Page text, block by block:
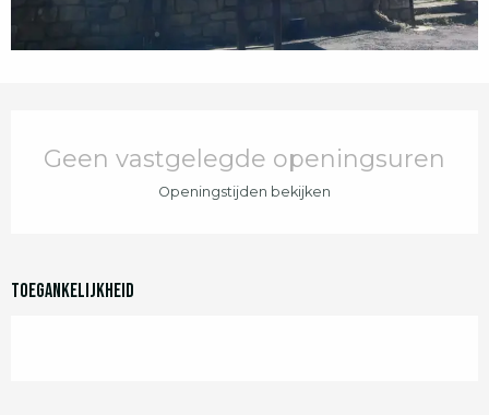
Geen vastgelegde openingsuren
Openingstijden bekijken
Toegankelijkheid